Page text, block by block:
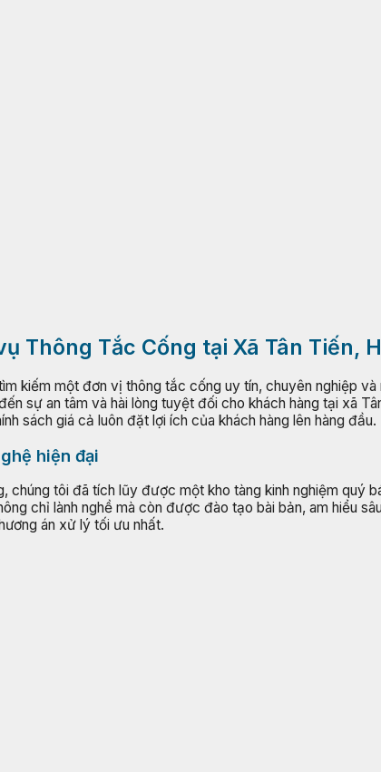
Thông Tắc Cống tại Xã Tân Tiến,
kiếm một đơn vị thông tắc cống uy tín, chuyên nghiệp
sự an tâm và hài lòng tuyệt đối cho khách hàng tại xã
sách giá cả luôn đặt lợi ích của khách hàng lên hàng đầu.
hiện đại
chúng tôi đã tích lũy được một kho tàng kinh nghiệm
chỉ lành nghề mà còn được đào tạo bài bản, am hiểu
án xử lý tối ưu nhất.